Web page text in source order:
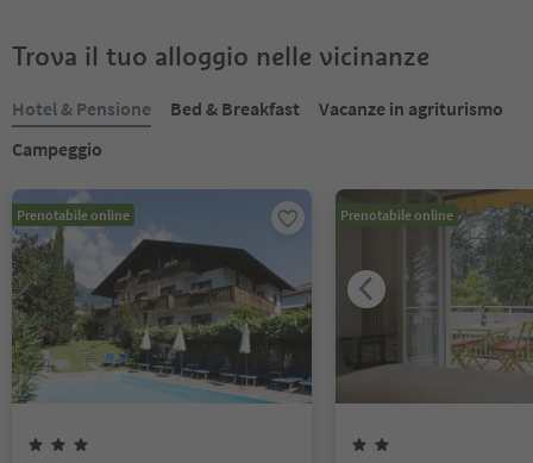
Trova il tuo alloggio nelle vicinanze
Hotel & Pensione Bed & Breakfast
Vacanze in agriturismo
Campeggio
Prenotabile online Prenotabile online